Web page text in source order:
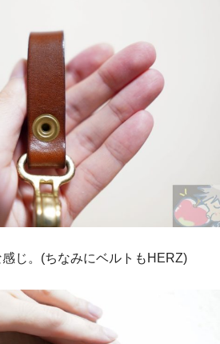
じ。(ちなみにベルトもHERZ)